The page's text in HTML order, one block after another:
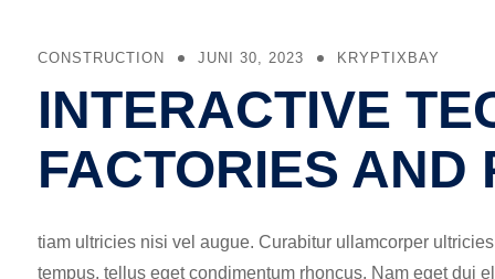
CONSTRUCTION JUNI 30, 2023 KRYPTIXBAY
INTERACTIVE
FACTORIES AND
tiam ultricies nisi vel augue. Curabitur ullamcorper
tempus, tellus eget condimentum rhoncus, Nam eget dui